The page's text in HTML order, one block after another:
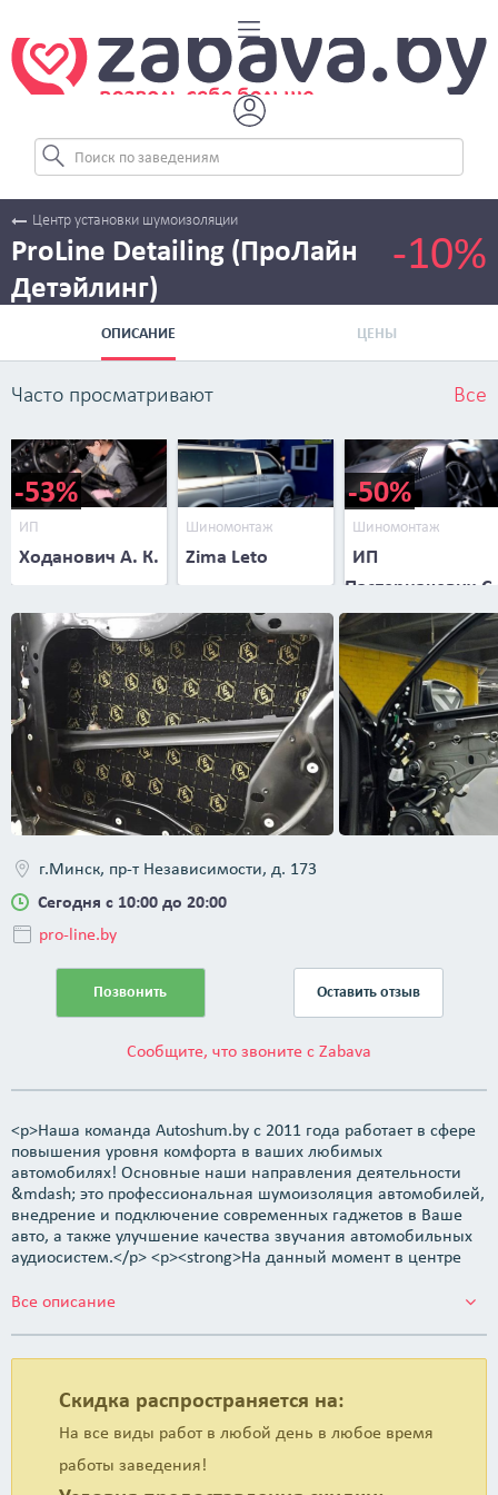
Центр установки шумоизоляции
ProLine Detailing (ПроЛайн
Детэйлинг)
-10%
ОПИСАНИЕ ЦЕНЫ
Часто просматривают Все
-53%
ИП
Ходанович А. К.
Шиномонтаж
Zima Leto
-50%
Шиномонтаж
ИП
Пастернакевич С.
В.
Скидка распространяется на:
На все виды работ в любой день в любое время
работы заведения!
г.Минск, пр-т Независимости, д. 173
Сегодня с 10:00 до 20:00
pro-line.by
Позвонить Оставить отзыв
Сообщите, что звоните с Zabava
<p>Наша команда Autoshum.by c 2011 года работает в сфере
повышения уровня комфорта в ваших любимых
автомобилях! Основные наши направления деятельности
&mdash; это профессиональная шумоизоляция автомобилей,
внедрение и подключение современных гаджетов в Ваше
авто, а также улучшение качества звучания автомобильных
аудиосистем.</p> <p><strong>На данный момент в центре
оказанием дополнительного рода услуг:&nbsp;</strong></p>
акустики,&nbsp;</li> <li>подключение и скрытая установка
видеорегистраторов и радар-детекторов,&nbsp;</li>
</li> <li>подключение камер заднего вида,&nbsp;</li>
<li>установка патронников и многое другое.&nbsp;</li> </ul>
<p>А самое главное Вам доступна качественная
шумоизоляция автомобиля по весьма демократичным
ценам. Работаем только с проверенными премиум
Все описание